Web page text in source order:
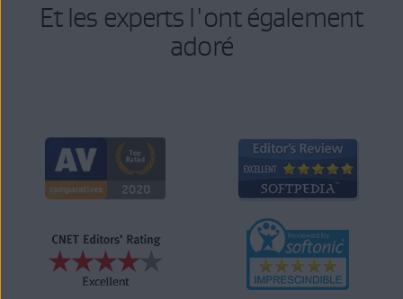
Et les experts l'ont également
adoré